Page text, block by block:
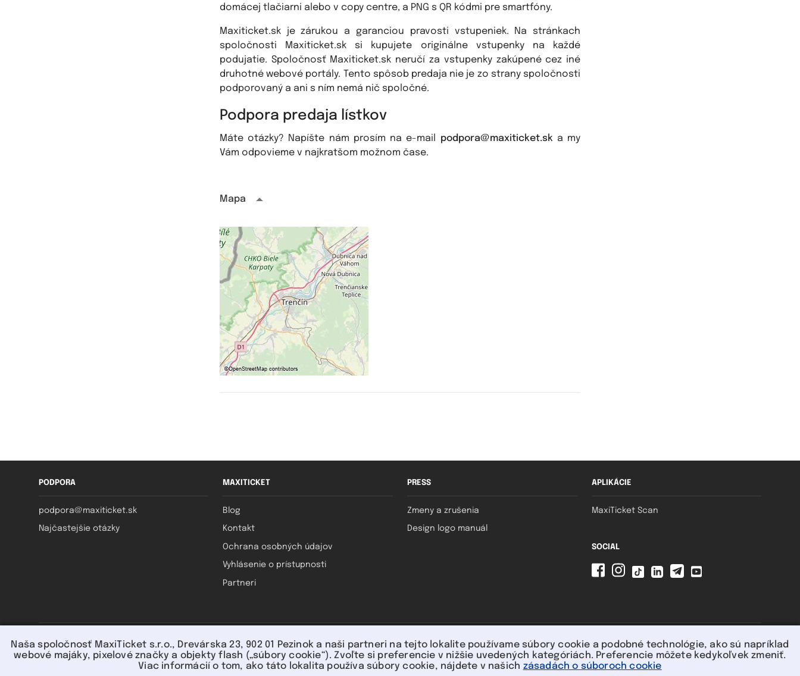
domácej tlačiarni alebo v copy centre, a PNG s QR kódmi pre smartfóny.
Maxiticket.sk je zárukou a garanciou pravosti vstupeniek. Na stránkach
spoločnosti Maxiticket.sk si kupujete originálne vstupenky na každé
podujatie. Spoločnosť Maxiticket.sk neručí za vstupenky zakúpené cez iné
druhotné webové portály. Tento spôsob predaja nie je zo strany spoločnosti
podporovaný a ani s ním nemá nič spoločné.
Podpora predaja lístkov
Máte otázky? Napíšte nám prosím na e-mail podpora@maxiticket.sk a my
Vám odpovieme v najkratšom možnom čase.
Mapa
PODPORA
podpora@maxiticket.sk
Najčastejšie otázky
MAXITICKET
Blog
Kontakt
Ochrana osobných údajov
Vyhlásenie o prístupnosti
Partneri
PRESS
Zmeny a zrušenia
Design logo manuál
APLIKÁCIE
MaxiTicket Scan
SOCIAL
U nás môžete platiť:
Naša spoločnosť MaxiTicket s.r.o., Drevárska 23, 902 01 Pezinok a naši partneri na tejto lokalite používame súbory cookie a podobné technológie, ako sú napríklad
webové majáky, pixelové značky a objekty flash („súbory cookie“). Zvoľte si preferencie v nižšie uvedených kategóriách. Preferencie môžete kedykoľvek zmeniť.
Viac informácií o tom, ako táto lokalita používa súbory cookie, nájdete v našich zásadách o súboroch cookie